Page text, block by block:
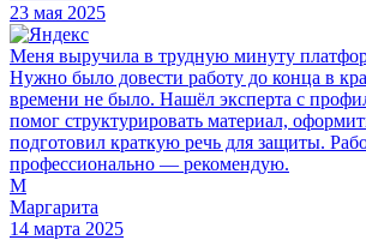
23 мая 2025
Меня выручила в трудную минуту
Нужно было довести работу до конца в
времени не было. Нашёл эксперта с
помог структурировать материал,
подготовил краткую речь для защиты.
профессионально — рекомендую.
М
Маргарита
14 марта 2025